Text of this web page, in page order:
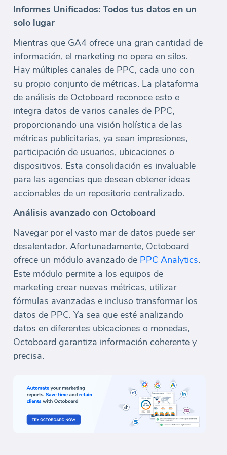
Informes Unificados: Todos tus datos en un
solo lugar
Mientras que GA4 ofrece una gran cantidad de
información, el marketing no opera en silos.
Hay múltiples canales de PPC, cada uno con
su propio conjunto de métricas. La plataforma
de análisis de Octoboard reconoce esto e
integra datos de varios canales de PPC,
proporcionando una visión holística de las
métricas publicitarias, ya sean impresiones,
participación de usuarios, ubicaciones o
dispositivos. Esta consolidación es invaluable
para las agencias que desean obtener ideas
accionables de un repositorio centralizado.
Análisis avanzado con Octoboard
Navegar por el vasto mar de datos puede ser
desalentador. Afortunadamente, Octoboard
ofrece un módulo avanzado de PPC Analytics.
Este módulo permite a los equipos de
marketing crear nuevas métricas, utilizar
fórmulas avanzadas e incluso transformar los
datos de PPC. Ya sea que esté analizando
datos en diferentes ubicaciones o monedas,
Octoboard garantiza información coherente y
precisa.